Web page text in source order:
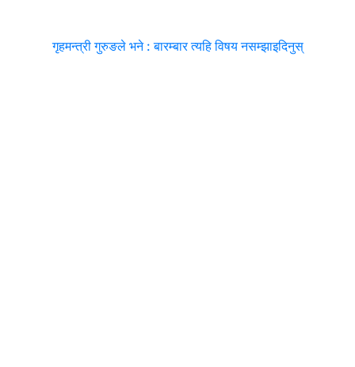
गृहमन्त्री गुरुङले भने : बारम्बार त्यहि विषय नसम्झाइदिनुस्